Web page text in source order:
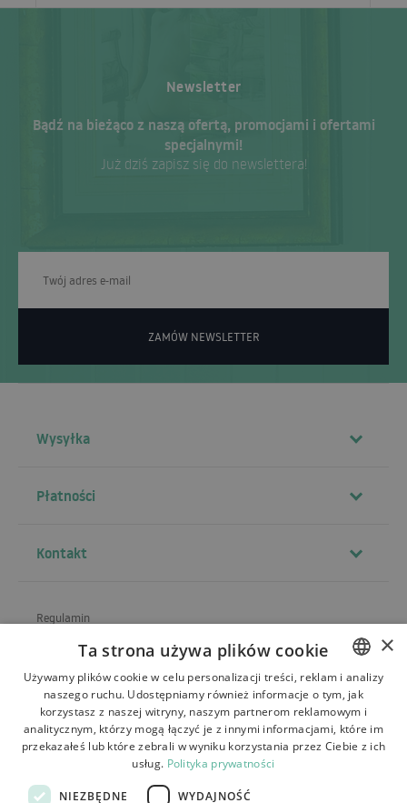
Newsletter
Bądź na bieżąco z naszą ofertą, promocjami i ofertami
specjalnymi!
Już dziś zapisz się do newslettera!
ZAMÓW NEWSLETTER
Wysyłka
Płatności
Kontakt
Regulamin
Wysyłka
Zwroty i reklamacje
Kontakt
POLISH
BULGARIAN
×
Ta strona używa plików cookie
Używamy plików cookie w celu personalizacji treści, reklam i analizy
naszego ruchu. Udostępniamy również informacje o tym, jak
korzystasz z naszej witryny, naszym partnerom reklamowym i
analitycznym, którzy mogą łączyć je z innymi informacjami, które im
przekazałeś lub które zebrali w wyniku korzystania przez Ciebie z ich
usług. Polityka prywatności
NIEZBĘDNE WYDAJNOŚĆ